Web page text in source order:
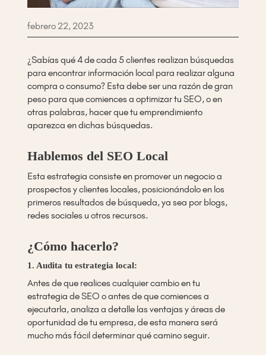
febrero 22, 2023
¿Sabías qué 4 de cada 5 clientes realizan búsquedas
para encontrar información local para realizar alguna
compra o consumo? Esta debe ser una razón de gran
peso para que comiences a optimizar tu SEO, o en
otras palabras, hacer que tu emprendimiento
aparezca en dichas búsquedas.
Hablemos del SEO Local
Esta estrategia consiste en promover un negocio a
prospectos y clientes locales, posicionándolo en los
primeros resultados de búsqueda, ya sea por blogs,
redes sociales u otros recursos.
¿Cómo hacerlo?
1. Audita tu estrategia local:
Antes de que realices cualquier cambio en tu
estrategia de SEO o antes de que comiences a
ejecutarla, analiza a detalle las ventajas y áreas de
oportunidad de tu empresa, de esta manera será
mucho más fácil determinar qué camino seguir.